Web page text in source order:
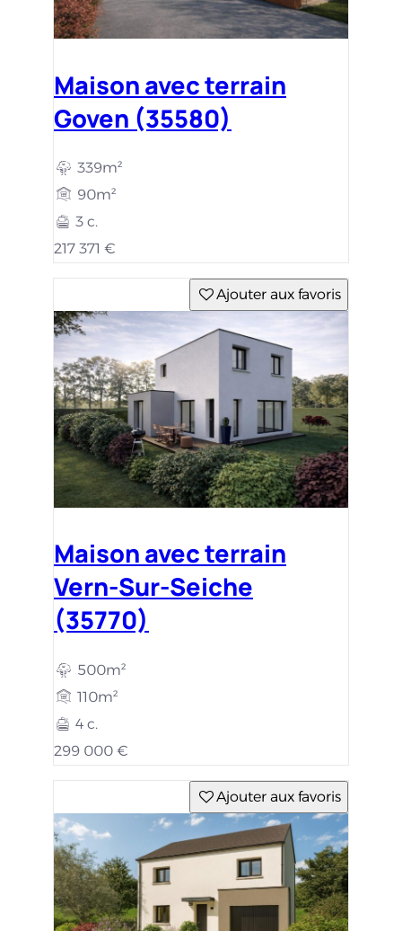
Maison avec terrain
Goven (35580)
339m²
90m²
3 c.
217 371 €
Ajouter aux favoris
Maison avec terrain
Vern-Sur-Seiche
(35770)
500m²
110m²
4 c.
299 000 €
Ajouter aux favoris